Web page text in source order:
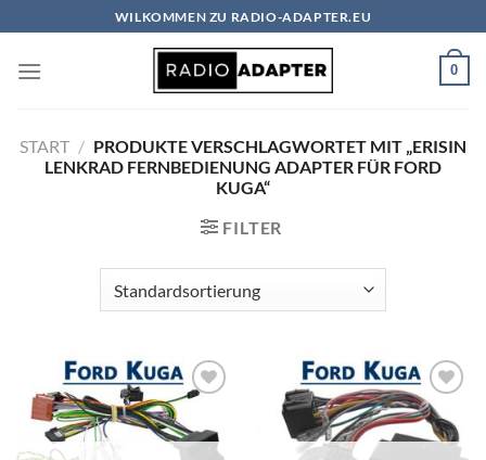
Inhalt
springen
WILKOMMEN ZU RADIO-ADAPTER.EU
0
START / PRODUKTE VERSCHLAGWORTET MIT „ERISIN
LENKRAD FERNBEDIENUNG ADAPTER FÜR FORD
KUGA“
FILTER
Wunschliste
hinzufügen
Zu
Wunschliste
hinzufügen